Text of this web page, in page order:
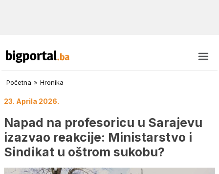
Početna » Hronika
23. Aprila 2026.
Napad na profesoricu u Sarajevu
izazvao reakcije: Ministarstvo i
Sindikat u oštrom sukobu?